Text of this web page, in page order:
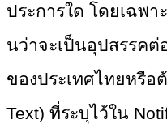
ประการใด โดยเฉพา
นว่าจะเป็นอุปสรรคต่
ของประเทศไทยหรือต้
Text) ที่ระบุไว้ใน